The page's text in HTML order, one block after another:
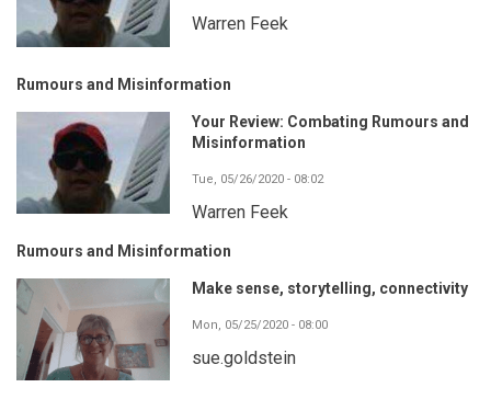
Warren Feek
Rumours and Misinformation
Your Review: Combating Rumours and
Misinformation
Tue, 05/26/2020 - 08:02
Warren Feek
Rumours and Misinformation
Make sense, storytelling, connectivity
Mon, 05/25/2020 - 08:00
sue.goldstein